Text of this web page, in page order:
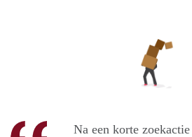
Na een korte